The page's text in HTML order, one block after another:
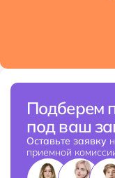
Подберем
под ваш
Оставьте заявку
приемной